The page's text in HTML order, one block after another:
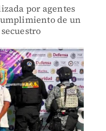
por agentes
de un